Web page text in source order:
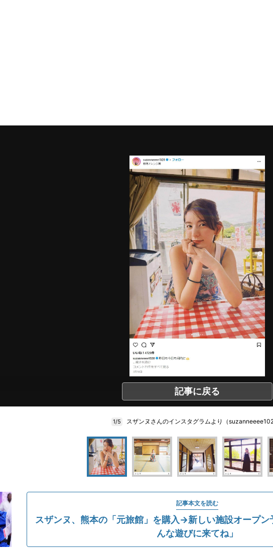
記事に戻る
1/5 スザンヌさんのインスタグラムより（
記事本文を読む
スザンヌ、熊本の「元旅館」を購入→新しい施設オープ
んな遊びに来てね」